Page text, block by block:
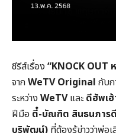
ซีรีส์เรื่อง “KNOCK OUT
จากWeTV Original กับ
ระหว่าง WeTVและดีฮัพเ
ฝีมือ ตี๋-บัณฑิต สินธนภารดี
บริพัฒน์) ที่ต้องรู้ข่าวว่าพ่อ